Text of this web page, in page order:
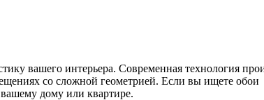
вашего интерьера. Современная технология
со сложной геометрией. Если вы ищете
дому или квартире.